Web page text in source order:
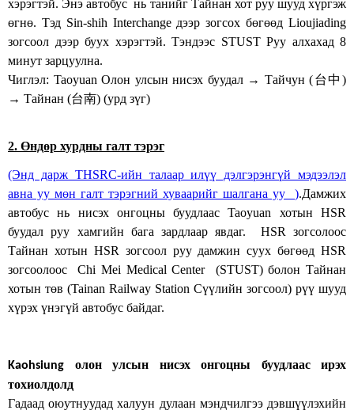
хэрэгтэй. Энэ автобус нь танийг Тайнан хот руу шууд хүргэж
өгнө. Тэд Sin-shih Interchange дээр зогсох бөгөөд Lioujiading
зогсоол дээр буух хэрэгтэй. Тэндээс STUST Руу алхахад 8
минут зарцуулна.
Чиглэл: Taoyuan Олон улсын нисэх буудал → Тайчун (台中)
→ Тайнан (台南) (урд зүг)
2. Өндөр хурдны галт тэрэг
(Энд дарж THSRC-ийн талаар илүү дэлгэрэнгүй мэдээлэл
авна уу мөн галт тэрэгний хуваарийг шалгана уу
).Дамжих
автобус нь нисэх онгоцны буудлаасTaoyuan хотын HSR
буудал руу хамгийн бага зардлаар явдаг.
HSR зогсолоос
Тайнан хотын HSR зогсоол руу дамжин суух бөгөөд HSR
зогсоолоос
Chi Mei Medical Center (STUST) болон Тайнан
хотын төв (Tainan Railway Station Сүүлийн зогсоол) рүү шууд
хүрэх үнэгүй автобус байдаг.
Kaohsiung олон улсын нисэх онгоцны буудлаас ирэх
тохиолдолд
Гадаад оюутнуудад халуун дулаан мэндчилгээ дэвшүүлэхийн